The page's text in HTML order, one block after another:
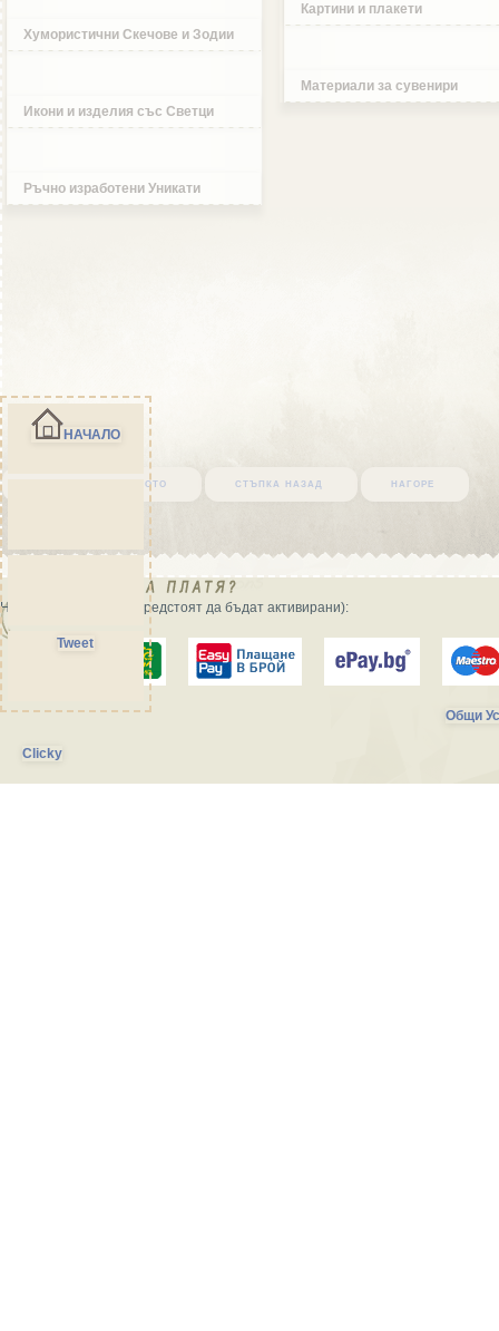
Хумористични Скечове и Зодии
Икони и изделия със Светци
Ръчно изработени Уникати
Картини и плакети
Материали за сувенири
върни се в началото стъпка назад нагоре
Начини на плащане (предстоят да бъдат активирани):
Общи
Clicky
НАЧАЛО
Tweet